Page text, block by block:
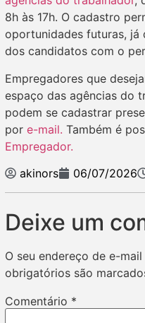
8h às 17h. O cadastro
oportunidades futuras, já
dos candidatos com o
Empregadores que
espaço das agências do
podem se cadastrar
por e-mail. Também é
Empregador.
akinors
06/07/2026
Deixe um
O seu endereço de e-
obrigatórios são
Comentário *